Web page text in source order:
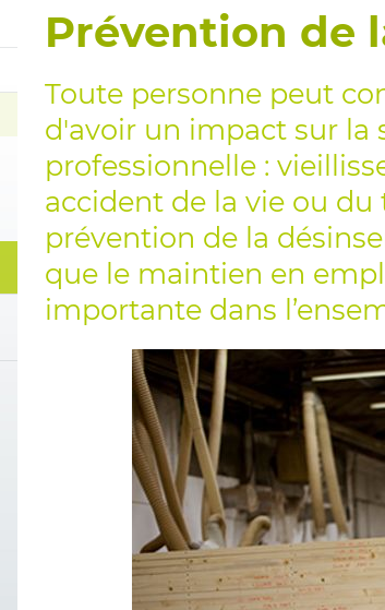
Prévention de
Toute personne peut
d'avoir un impact sur la
professionnelle :
accident de la vie ou du
prévention de la
que le maintien en
importante dans